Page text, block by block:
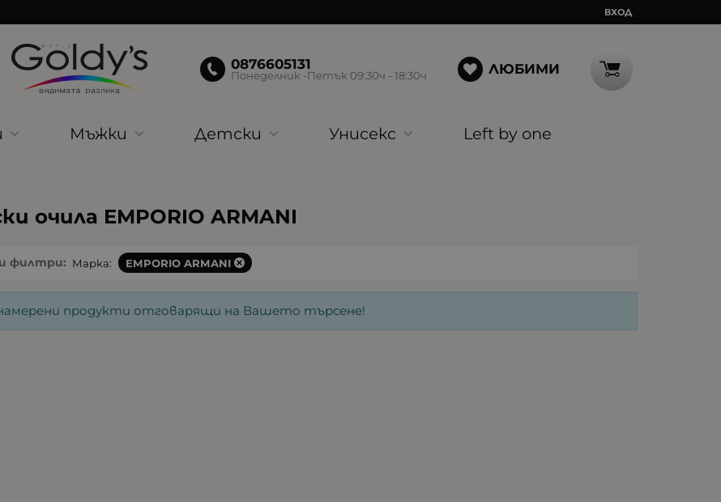
ВХОД
0876605131
Понеделник -Петък 09:30ч - 18:30ч ЛЮБИМИ
Мъжки Детски Унисекс Left by one
очила EMPORIO ARMANI
филтри: Марка: EMPORIO ARMANI
продукти отговарящи на Вашето търсене!